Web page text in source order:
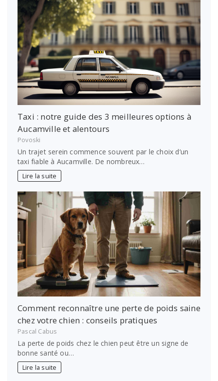
Taxi : notre guide des 3 meilleures options à
Aucamville et alentours
Povoski
Un trajet serein commence souvent par le choix d’un
taxi fiable à Aucamville. De nombreux…
Lire la suite
Comment reconnaître une perte de poids saine
chez votre chien : conseils pratiques
Pascal Cabus
La perte de poids chez le chien peut être un signe de
bonne santé ou…
Lire la suite